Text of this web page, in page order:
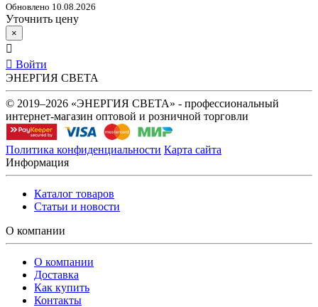
Обновлено 10.08.2026
Уточнить цену
×
Войти
ЭНЕРГИЯ СВЕТА
© 2019–2026 «ЭНЕРГИЯ СВЕТА» - профессиональный
интернет-магазин оптовой и розничной торговли
Политика конфиденциальности Карта сайта
Информация
Каталог товаров
Статьи и новости
О компании
О компании
Доставка
Как купить
Контакты